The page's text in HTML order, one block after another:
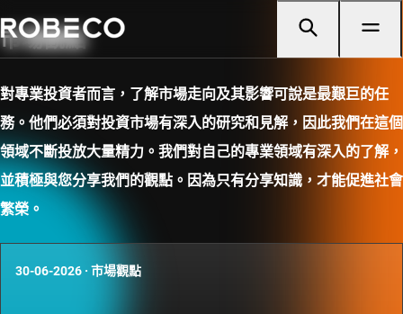
市場觀點
對專業投資者而言，了解市場走向及其影響可說是最艱巨的任
務。他們必須對投資市場有深入的研究和見解，因此我們在這個
領域不斷投放大量精力。我們對自己的專業領域有深入的了解，
並積極與您分享我們的觀點。因為只有分享知識，才能促進社會
繁榮。
30-06-2026 · 市場觀點